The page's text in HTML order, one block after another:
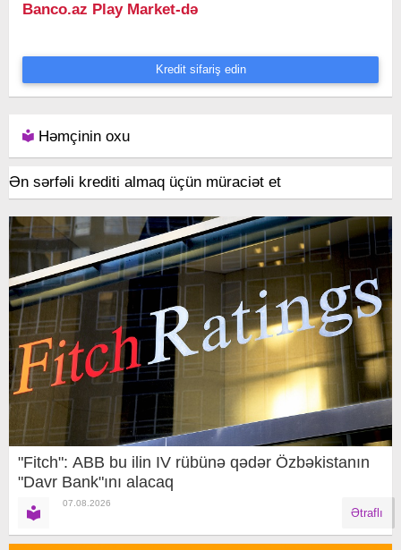
Banco.az Play Market-də
Kredit sifariş edin
Həmçinin oxu
Ən sərfəli krediti almaq üçün müraciət et
"Fitch": ABB bu ilin IV rübünə qədər Özbəkistanın
"Davr Bank"ını alacaq
07.08.2026
Ətraflı